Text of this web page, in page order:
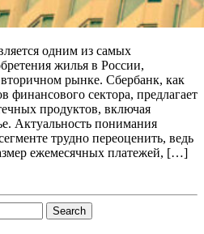
одним из самых
жилья в России,
вторичном рынке. Сбербанк, как
финансового сектора, предлагает
продуктов, включая
Актуальность понимания
трудно переоценить, ведь
ежемесячных платежей, […]
Search